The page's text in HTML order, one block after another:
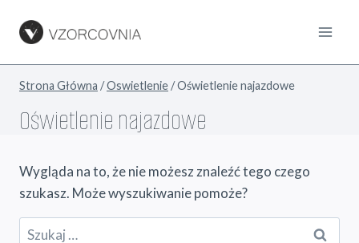
Strona Główna /Oswietlenie/Oświetlenie najazdowe
Oświetlenie najazdowe
Wygląda na to, że nie możesz znaleźć tego czego
szukasz. Może wyszukiwanie pomoże?
Szukaj: